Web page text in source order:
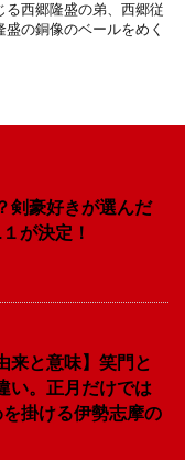
る西郷隆盛の弟、西郷従
の銅像のベールをめく
剣豪好きが選んだ
が決定！
来と意味】笑門と
い。正月だけでは
掛ける伊勢志摩の